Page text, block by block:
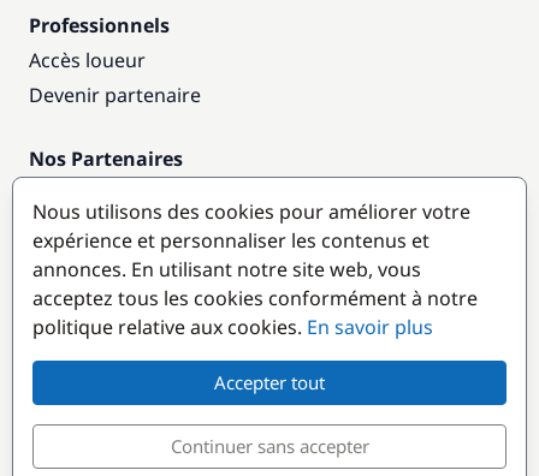
Professionnels
Accès loueur
Devenir partenaire
Nos Partenaires
Destinations populaires
Nous utilisons des cookies pour améliorer votre
expérience et personnaliser les contenus et
annonces. En utilisant notre site web, vous
acceptez tous les cookies conformément à notre
politique relative aux cookies. En savoir plus
Accepter tout
Continuer sans accepter